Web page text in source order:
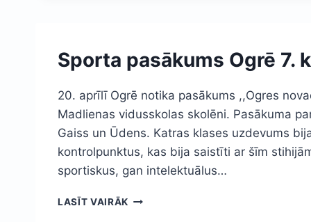
Sporta pasākums Ogrē 7.
20. aprīlī Ogrē notika pasākums ,,Ogres
Madlienas vidusskolas skolēni. Pasākuma
Gaiss un Ūdens. Katras klases uzdevums
kontrolpunktus, kas bija saistīti ar šīm
sportiskus, gan intelektuālus…
LASĪT VAIRĀK SPORTA